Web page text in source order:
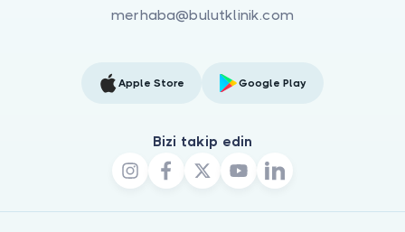
merhaba@bulutklinik.com
Apple Store Google Play
Bizi takip edin